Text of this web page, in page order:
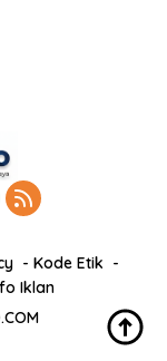
Kode Etik
Iklan